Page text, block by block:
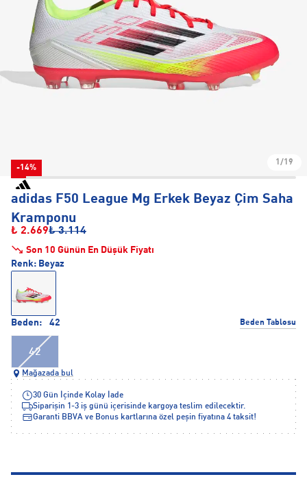
-14%
1/19
adidas F50 League Mg Erkek Beyaz Çim Saha
Kramponu
₺ 2.669₺ 3.114
Son 10 Günün En Düşük Fiyatı
Beden: 42 Beden Tablosu
42
Renk: Beyaz
Mağazada bul
30 Gün İçinde Kolay İade
Siparişin 1-3 iş günü içerisinde kargoya teslim edilecektir.
Garanti BBVA ve Bonus kartlarına özel peşin fiyatına 4 taksit!